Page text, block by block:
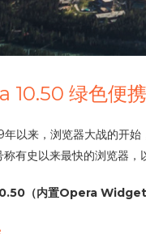
10.50 绿色便
以来，浏览器大战的开
有史以来最快的浏览器，
（内置Opera Widgets